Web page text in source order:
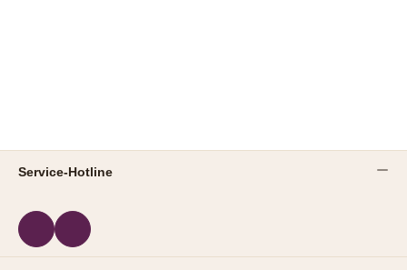
Service-Hotline